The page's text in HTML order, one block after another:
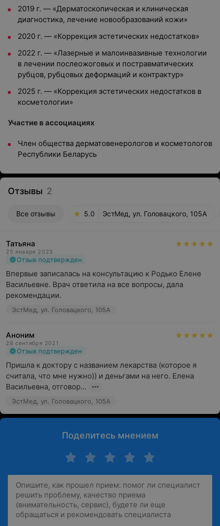
2019 г. — «Дерматоскопическая и клиническая
диагностика, лечение новообразований кожи»
2020 г. — «Коррекция эстетических недостатков»
2022 г. — «Лазерные и малоинвазивные технологии
в лечении послеожоговых и постравматических
рубцов, рубцовых деформаций и контрактур»
2025 г. — «Коррекция эстетических недостатков в
косметологии»
Участие в ассоциациях
Член общества дерматовенерологов и косметологов
Республики Беларусь
Отзывы 2
Все отзывы 5.0 ЭстМед, ул. Головацкого, 105А
Татьяна
25 января 2023
Отзыв подтвержден
Впервые записалась на консультацию к Родько Елене
Васильевне. Врач ответила на все вопросы, дала
рекомендации.
ЭстМед, ул. Головацкого, 105А
Аноним
28 сентября 2021
Отзыв подтвержден
Пришла к доктору с названием лекарства (которое я
считала, что мне нужно)) и деньгами на него. Елена
Васильевна, отговор...
ЭстМед, ул. Головацкого, 105А
Поделитесь мнением